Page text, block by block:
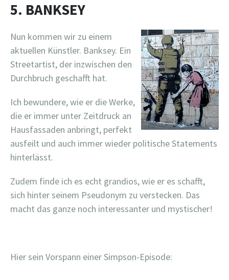
5. BANKSEY
Nun kommen wir zu einem
aktuellen Künstler. Banksey. Ein
Streetartist, der inzwischen den
Durchbruch geschafft hat.
Ich bewundere, wie er die Werke,
die er immer unter Zeitdruck an
Hausfassaden anbringt, perfekt
ausfeilt und auch immer wieder politische Statements
hinterlässt.
Zudem finde ich es echt grandios, wie er es schafft,
sich hinter seinem Pseudonym zu verstecken. Das
macht das ganze noch interessanter und mystischer!
Hier sein Vorspann einer Simpson-Episode: